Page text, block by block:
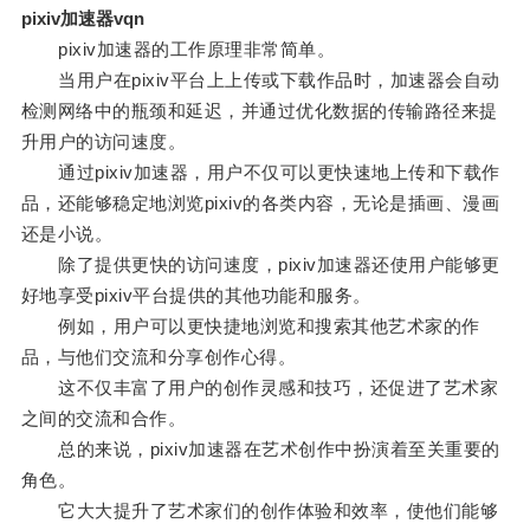
pixiv加速器vqn
pixiv加速器的工作原理非常简单。
当用户在pixiv平台上上传或下载作品时，加速器会自动
检测网络中的瓶颈和延迟，并通过优化数据的传输路径来提
升用户的访问速度。
通过pixiv加速器，用户不仅可以更快速地上传和下载作
品，还能够稳定地浏览pixiv的各类内容，无论是插画、漫画
还是小说。
除了提供更快的访问速度，pixiv加速器还使用户能够更
好地享受pixiv平台提供的其他功能和服务。
例如，用户可以更快捷地浏览和搜索其他艺术家的作
品，与他们交流和分享创作心得。
这不仅丰富了用户的创作灵感和技巧，还促进了艺术家
之间的交流和合作。
总的来说，pixiv加速器在艺术创作中扮演着至关重要的
角色。
它大大提升了艺术家们的创作体验和效率，使他们能够